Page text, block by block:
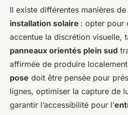
Il existe différentes manières
installation solaire : opter pour
accentue la discrétion visuelle,
panneaux orientés plein sud
affirmée de produire
pose doit être pensée pour
lignes, optimiser la capture de
garantir l’accessibilité pour l’